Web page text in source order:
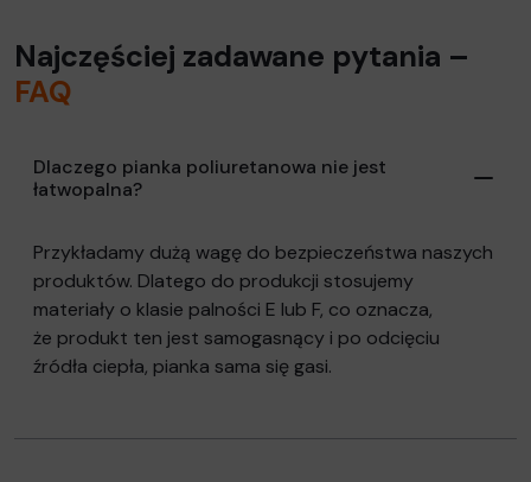
Najczęściej zadawane pytania –
FAQ
Dlaczego pianka poliuretanowa nie jest
łatwopalna?
Przykładamy dużą wagę do bezpieczeństwa naszych
produktów. Dlatego do produkcji stosujemy
materiały o klasie palności E lub F, co oznacza,
że produkt ten jest samogasnący i po odcięciu
źródła ciepła, pianka sama się gasi.